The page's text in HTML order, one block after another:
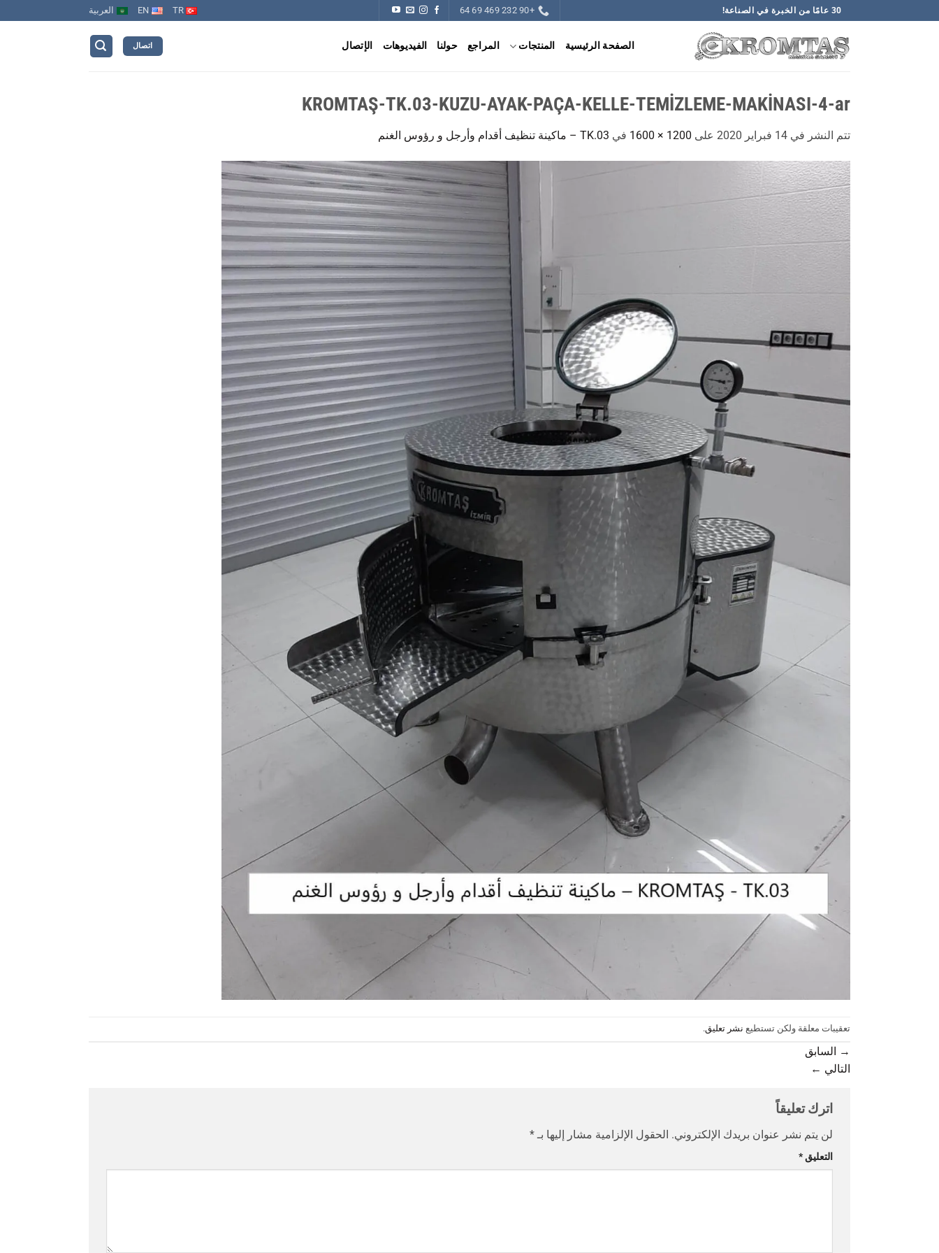
للمحتوى
30 عامًا من الخبرة في الصناعة! +90 232 469 69 64
TR
EN العربية
الصفحة الرئيسية المنتجات المراجع حولنا الفيديوهات الإتصال اتصال
KROMTAŞ-TK.03-KUZU-AYAK-PAÇA-KELLE-TEMİZLEME-MAKİNASI-4-ar
تتم النشر في 14 فبراير 2020 على 1200 × 1600 في TK.03 – ماكينة تنظيف أقدام وأرجل و رؤوس الغنم
تعقيبات معلقة ولكن تستطيع نشر تعليق.
→ السابق
التالي ←
اترك تعليقاً
لن يتم نشر عنوان بريدك الإلكتروني. الحقول الإلزامية مشار إليها بـ*
التعليق*